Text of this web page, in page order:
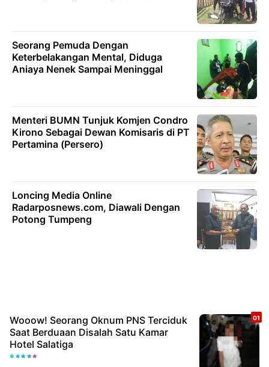
Seorang Pemuda Dengan
Keterbelakangan Mental, Diduga
Aniaya Nenek Sampai Meninggal
Menteri BUMN Tunjuk Komjen Condro
Kirono Sebagai Dewan Komisaris di PT
Pertamina (Persero)
Loncing Media Online
Radarposnews.com, Diawali Dengan
Potong Tumpeng
Wooow! Seorang Oknum PNS Terciduk
Saat Berduaan Disalah Satu Kamar
Hotel Salatiga